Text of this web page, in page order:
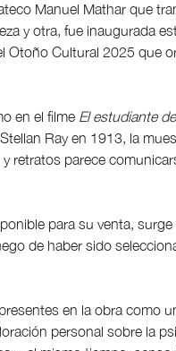
Manuel Mathar que
y otra, fue inaugurada
Cultural 2025 que
en el filme El estudiante
Ray en 1913, la
retratos parece
para su venta,
de haber sido
en la obra como
personal sobre la